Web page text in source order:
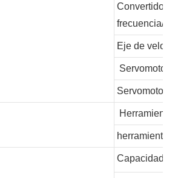
Convertidor
frecuencia/
Eje de
Servomotor
Servomotor
herramienta
Capacidad